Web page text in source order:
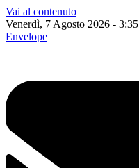
Vai al contenuto
Venerdì, 7 Agosto 2026 -
Envelope